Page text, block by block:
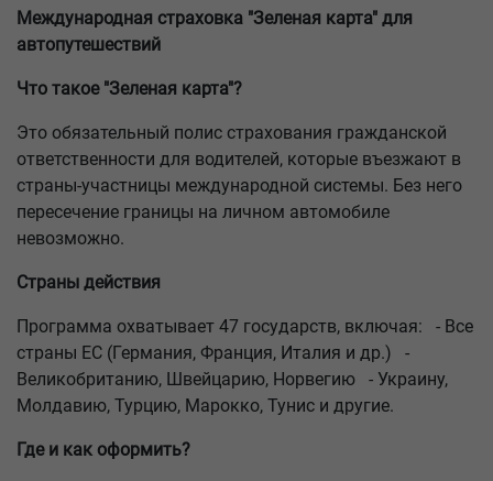
Международная страховка "Зеленая карта" для
автопутешествий
Что такое "Зеленая карта"?
Это обязательный полис страхования гражданской
ответственности для водителей, которые въезжают в
страны-участницы международной системы. Без него
пересечение границы на личном автомобиле
невозможно.
Страны действия
Программа охватывает 47 государств, включая: - Все
страны ЕС (Германия, Франция, Италия и др.) -
Великобританию, Швейцарию, Норвегию - Украину,
Молдавию, Турцию, Марокко, Тунис и другие.
Где и как оформить?